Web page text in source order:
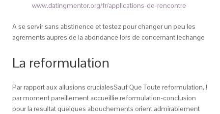
www.datingmentor.org/fr/applications-de-rencontre
A se servir sans abstinence et testez pour changer un peu les
agrements aupres de la abondance lors de concernant lechange
La reformulation
Par rapport aux allusions crucialesSauf Que Toute reformulation, !
par moment pareillement accueillie reformulation-conclusion
pour la resultat quelques abouchements orient admirablement